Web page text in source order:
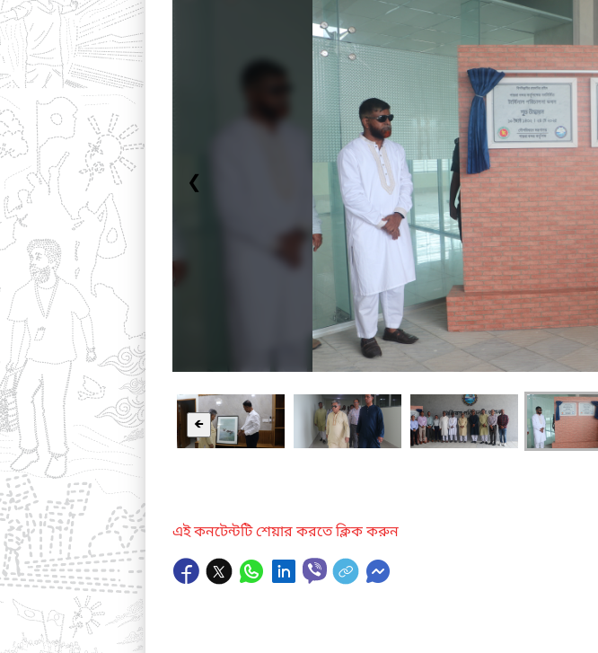
❮
🡸
এই কনটেন্টটি শেয়ার করতে ক্লিক করুন